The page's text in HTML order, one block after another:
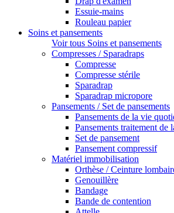
Essuie-mains
Rouleau papier
Soins et pansements
Voir tous Soins et pansements
Compresses / Sparadraps
Compresse
Compresse stérile
Sparadrap
Sparadrap micropore
Pansements / Set de pansements
Pansements de la vie
Pansements traitement de
Set de pansement
Pansement compressif
Matériel immobilisation
Orthèse / Ceinture
Genouillère
Bandage
Bande de contention